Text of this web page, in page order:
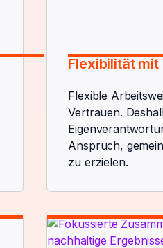
Flexibilität
Flexible
Vertrauen.
Anspruch,
zu erzielen.